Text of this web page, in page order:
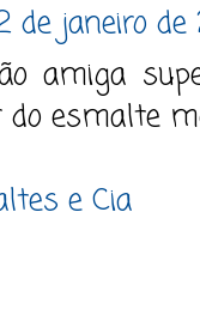
de janeiro de
amiga
esmalte
e Cia